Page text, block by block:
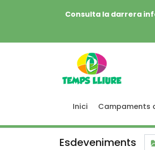
Consulta la darrera
Inici Campaments
Esdeveniments